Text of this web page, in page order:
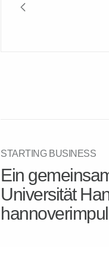
STARTING BUSINESS
Ein
Universität